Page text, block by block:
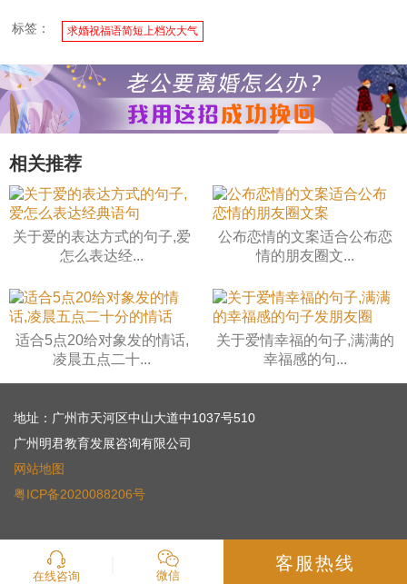
标签： 求婚祝福语简短上档次大气
相关推荐
关于爱的表达方式的句子,爱
怎么表达经...
公布恋情的文案适合公布恋
情的朋友圈文...
适合5点20给对象发的情话,
凌晨五点二十...
关于爱情幸福的句子,满满的
幸福感的句...
地址：广州市天河区中山大道中1037号510
广州明君教育发展咨询有限公司
网站地图
粤ICP备2020088206号
在线咨询 微信
客服热线